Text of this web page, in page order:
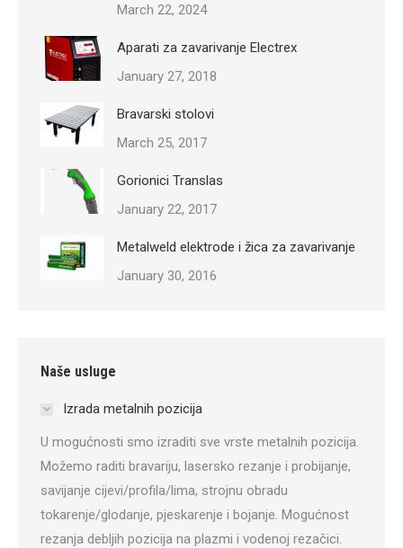
March 22, 2024
Aparati za zavarivanje Electrex
January 27, 2018
Bravarski stolovi
March 25, 2017
Gorionici Translas
January 22, 2017
Metalweld elektrode i žica za zavarivanje
January 30, 2016
Naše usluge
Izrada metalnih pozicija
U mogućnosti smo izraditi sve vrste metalnih pozicija.
Možemo raditi bravariju, lasersko rezanje i probijanje,
savijanje cijevi/profila/lima, strojnu obradu
tokarenje/glodanje, pjeskarenje i bojanje. Mogućnost
rezanja debljih pozicija na plazmi i vodenoj rezačici.